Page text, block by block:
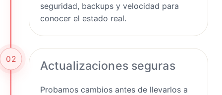
seguridad, backups y velocidad para
conocer el estado real.
02 Actualizaciones seguras
Probamos cambios antes de llevarlos a